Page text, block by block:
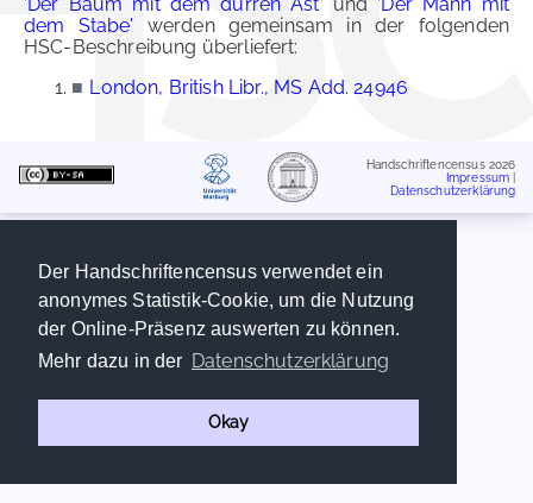
Der Handschriftencensus verwendet ein
anonymes Statistik-Cookie, um die Nutzung
der Online-Präsenz auswerten zu können.
Mehr dazu in der Datenschutzerklärung
Okay
dem Stabe' werden gemeinsam in der folgenden
HSC-Beschreibung überliefert:
■ London, British Libr., MS Add. 24946
Handschriftencensus 2026
Impressum
Datenschutzerklärung